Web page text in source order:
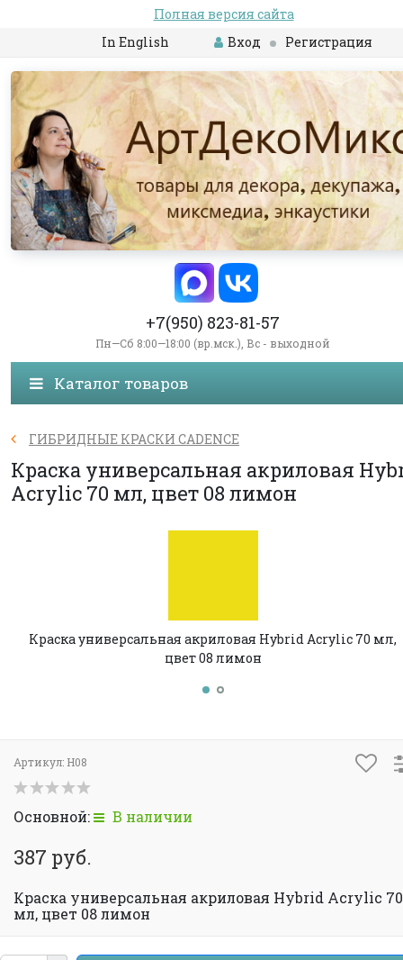
Полная версия сайта
In English
Вход Регистрация
+7(950) 823-81-57
Пн—Сб 8:00—18:00 (вр.мск.), Вс - выходной
Каталог товаров
ГИБРИДНЫЕ КРАСКИ CADENCE
Краска универсальная акриловая
Acrylic 70 мл, цвет 08 лимон
Краска универсальная акриловая Hybrid Acrylic 70 мл,
цвет 08 лимон
Артикул: H08
Основной: В наличии
387 руб.
Краска универсальная акриловая Hybrid Acrylic 70
мл, цвет 08 лимон